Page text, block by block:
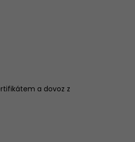
a dovoz z